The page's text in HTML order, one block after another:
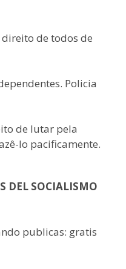
de todos de
Policia
de lutar pela
lo pacificamente.
DEL SOCIALISMO
publicas: gratis